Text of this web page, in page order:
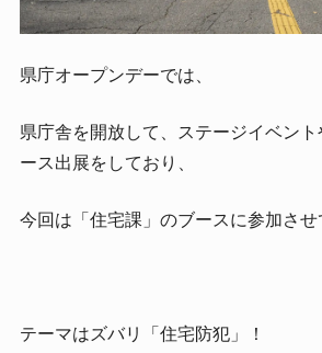
県庁オープンデーでは、
県庁舎を開放して、ステージイベン
ース出展をしており、
今回は「住宅課」のブースに参加させ
テーマはズバリ「住宅防犯」！